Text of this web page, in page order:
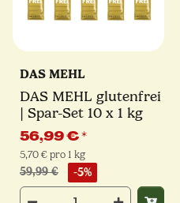
DAS MEHL
DAS MEHL glutenfrei
| Spar-Set 10 x 1 kg
56,99 €*
5,70 € pro 1 kg
59,99 € -5%